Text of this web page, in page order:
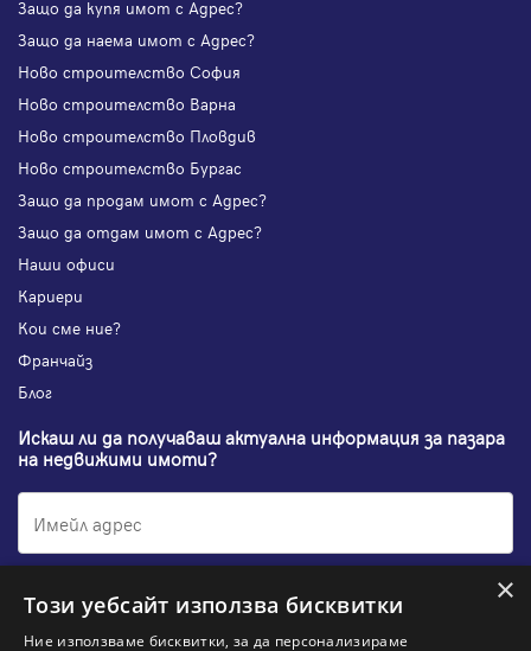
Защо да купя имот с Адрес?
Защо да наема имот с Адрес?
Ново строителство София
Ново строителство Варна
Ново строителство Пловдив
Ново строителство Бургас
Защо да продам имот с Адрес?
Защо да отдам имот с Адрес?
Наши офиси
Кариери
Кои сме ние?
Франчайз
Блог
Искаш ли да получаваш актуална информация за пазара
на недвижими имоти?
Абонирам се ×
Този уебсайт използва бисквитки
Ние използваме бисквитки, за да персонализираме